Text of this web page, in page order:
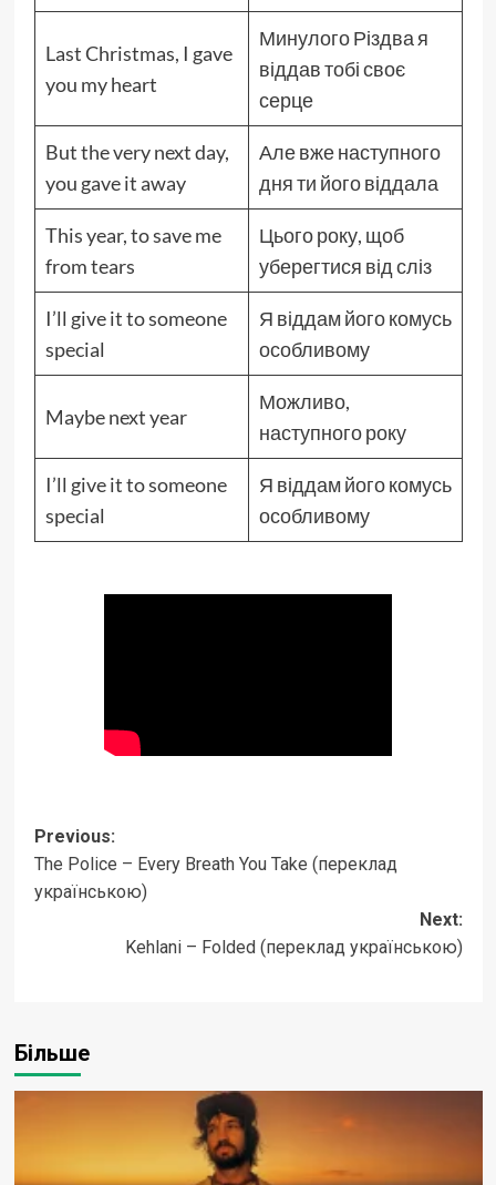
Last Christmas, I gave
you my heart
Минулого Різдва я
віддав тобі своє
серце
But the very next day,
you gave it away
Але вже наступного
дня ти його віддала
This year, to save me
from tears
Цього року, щоб
уберегтися від сліз
I’ll give it to someone
special
Я віддам його комусь
особливому
Maybe next year
Можливо,
наступного року
I’ll give it to someone
special
Я віддам його комусь
особливому
Post
navigation
Previous:
The Police – Every Breath You Take (переклад
українською)
Next:
Kehlani – Folded (переклад українською)
Більше